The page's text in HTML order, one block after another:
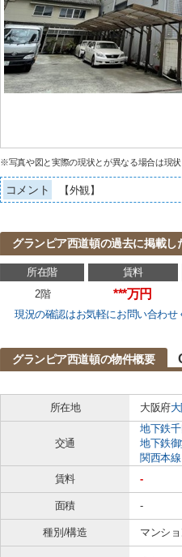
※写真や図と実際の現状とが異なる場合は現状
コメント 【外観】
グランピア西道頓の過去に掲載し
所在階 賃料
2階
***万円
現況の確認はお気軽にお問い合わせ
グランピア西道頓の物件概要
所在地
大阪府
交通
地下鉄
地下鉄
関西本線
賃料
-
面積 -
種別/構造 マンシ